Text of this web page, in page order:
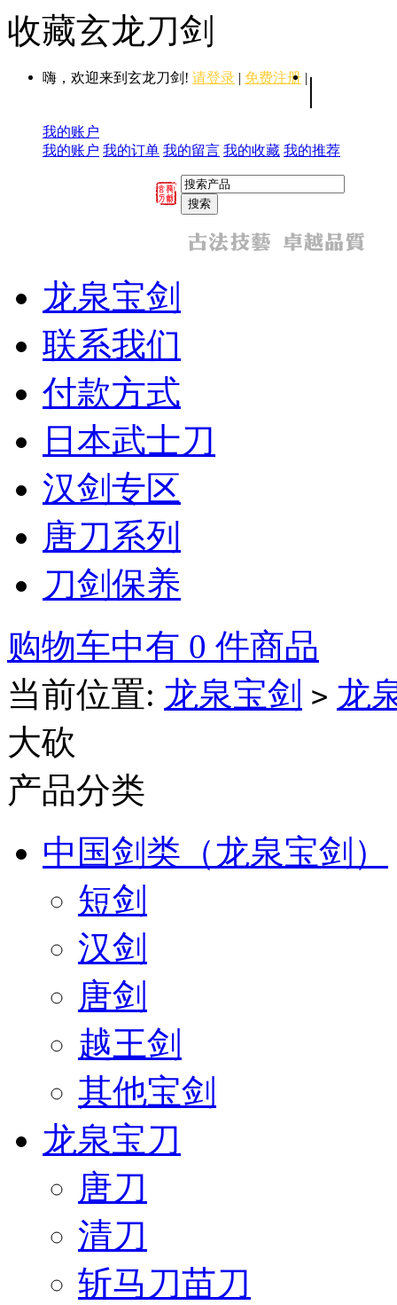
收藏玄龙刀剑
嗨，欢迎来到玄龙刀剑! 请登录 | 免费注册 | |
我的账户
我的账户 我的订单 我的留言 我的收藏 我的推荐
龙泉宝剑
联系我们
付款方式
日本武士刀
汉剑专区
唐刀系列
刀剑保养
购物车中有 0 件商品
当前位置: 龙泉宝剑 > 龙
大砍
产品分类
中国剑类（龙泉宝剑）
短剑
汉剑
唐剑
越王剑
其他宝剑
龙泉宝刀
唐刀
清刀
斩马刀苗刀